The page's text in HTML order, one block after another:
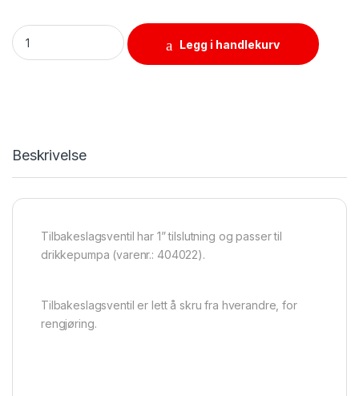
Tilbakeslagsventil for drikkepumpe quantity
Legg i handlekurv
Beskrivelse
Tilbakeslagsventil har 1” tilslutning og passer til
drikkepumpa (varenr.: 404022).
Tilbakeslagsventil er lett å skru fra hverandre, for
rengjøring.